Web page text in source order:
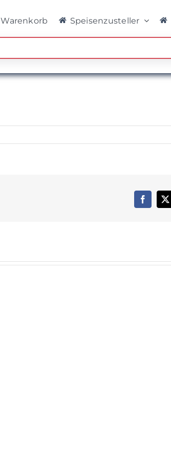
Warenkorb Speisenzusteller
Facebook
X